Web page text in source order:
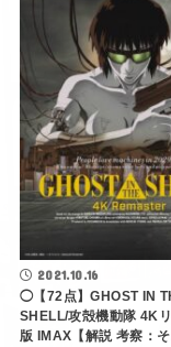
2021.10.16
◯【72点】GHOST IN
SHELL/攻殻機動隊 4K
版 IMAX【解説 考察：